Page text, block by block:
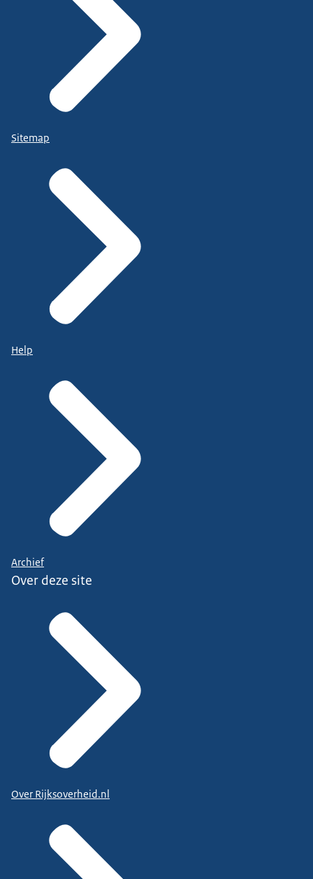
Sitemap
Help
Archief
Over deze site
Over Rijksoverheid.nl